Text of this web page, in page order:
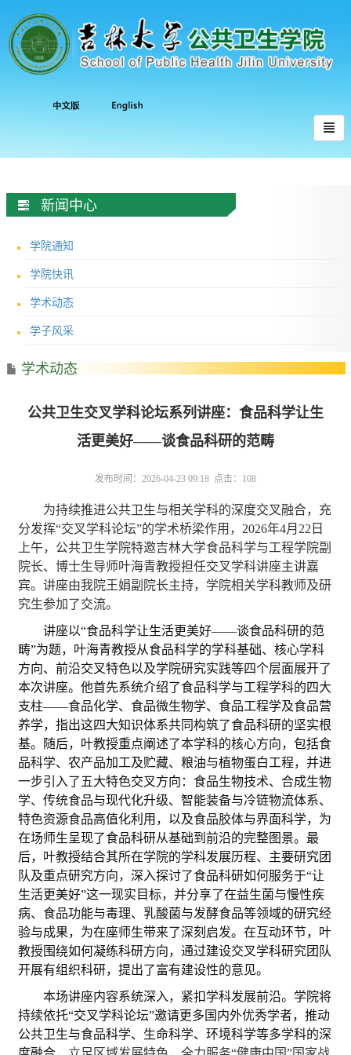
新闻中心
学院通知
学院快讯
学术动态
学子风采
学术动态
公共卫生交叉学科论坛系列讲座：食品科学让生
活更美好——谈食品科研的范畴
发布时间：2026-04-23 09:18 点击： 108
为持续推进公共卫生与相关学科的深度交叉融合，充
分发挥“交叉学科论坛”的学术桥梁作用，2026年4月22日
上午，公共卫生学院特邀吉林大学食品科学与工程学院副
院长、博士生导师叶海青教授担任交叉学科讲座主讲嘉
宾。 讲座由我院王娟副院长主持，学院相关学科教师及研
究生参加了交流。
讲座以“食品科学让生活更美好——谈食品科研的范
畴”为题， 叶海青教授从食品科学的学科基础、核心学科
方向、前沿交叉特色以及学院研究实践等四个层面展开了
本次讲座。他首先系统介绍了食品科学与工程学科的四大
支柱——食品化学、食品微生物学、食品工程学及食品营
养学，指出这四大知识体系共同构筑了食品科研的坚实根
基。随后，叶教授重点阐述了本学科的核心方向，包括食
品科学、农产品加工及贮藏、粮油与植物蛋白工程，并进
一步引入了五大特色交叉方向：食品生物技术、合成生物
学、传统食品与现代化升级、智能装备与冷链物流体系、
特色资源食品高值化利用，以及食品胶体与界面科学，为
在场师生呈现了食品科研从基础到前沿的完整图景。最
后，叶教授结合其所在学院的学科发展历程、主要研究团
队及重点研究方向，深入探讨了食品科研如何服务于“让
生活更美好”这一现实目标，并分享了在益生菌与慢性疾
病、食品功能与毒理、乳酸菌与发酵食品等领域的研究经
验与成果，为在座师生带来了深刻启发。在互动环节，叶
教授围绕如何凝练科研方向，通过建设交叉学科研究团队
开展有组织科研，提出了富有建设性的意见。
本场讲座内容系统深入，紧扣学科发展前沿。学院将
持续依托“交叉学科论坛”邀请更多国内外优秀学者，推动
公共卫生与食品科学、生命科学、环境科学等多学科的深